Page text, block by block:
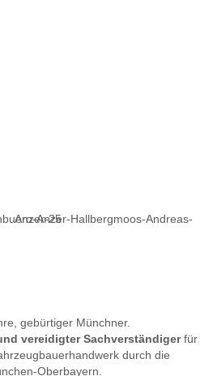
gebürtiger Münchner.
vereidigter Sachverständigerfür
durch die
Oberbayern.